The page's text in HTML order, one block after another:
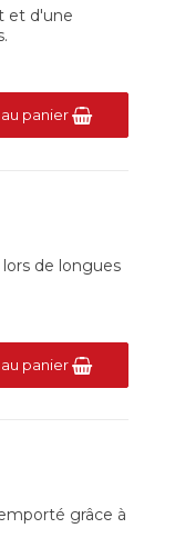
et d'une
panier
de longues
panier
grâce à